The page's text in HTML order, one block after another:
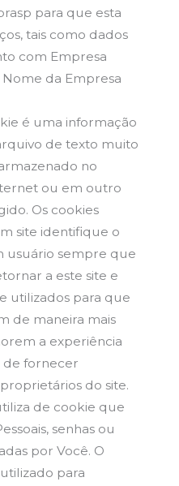
para que esta
tais como dados
com Empresa
Nome da Empresa
é uma informação
de texto muito
no
ou em outro
Os cookies
site identifique o
usuário sempre que
a este site e
utilizados para que
de maneira mais
a experiência
de fornecer
do site.
de cookie que
senhas ou
por Você. O
para